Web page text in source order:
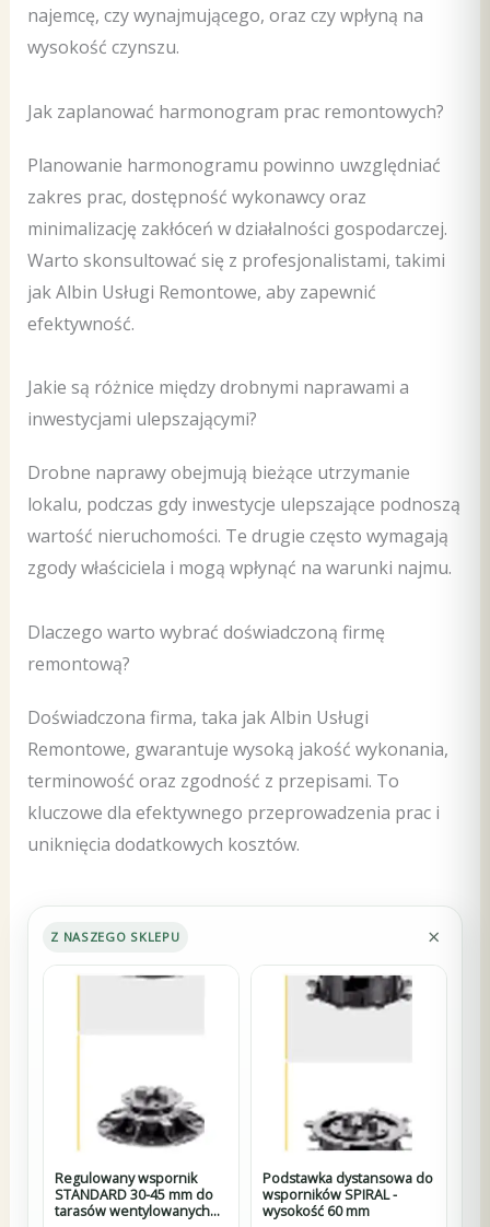
najemcę, czy wynajmującego, oraz czy wpłyną na
wysokość czynszu.
Jak zaplanować harmonogram prac remontowych?
Planowanie harmonogramu powinno uwzględniać
zakres prac, dostępność wykonawcy oraz
minimalizację zakłóceń w działalności gospodarczej.
Warto skonsultować się z profesjonalistami, takimi
jak Albin Usługi Remontowe, aby zapewnić
efektywność.
Jakie są różnice między drobnymi naprawami a
inwestycjami ulepszającymi?
Drobne naprawy obejmują bieżące utrzymanie
lokalu, podczas gdy inwestycje ulepszające podnoszą
wartość nieruchomości. Te drugie często wymagają
zgody właściciela i mogą wpłynąć na warunki najmu.
Dlaczego warto wybrać doświadczoną firmę
remontową?
Doświadczona firma, taka jak Albin Usługi
Remontowe, gwarantuje wysoką jakość wykonania,
terminowość oraz zgodność z przepisami. To
kluczowe dla efektywnego przeprowadzenia prac i
uniknięcia dodatkowych kosztów.
Z NASZEGO SKLEPU ×
Regulowany wspornik
STANDARD 30-45 mm do
tarasów wentylowanych
Podstawka dystansowa do
wsporników SPIRAL -
wysokość 60 mm